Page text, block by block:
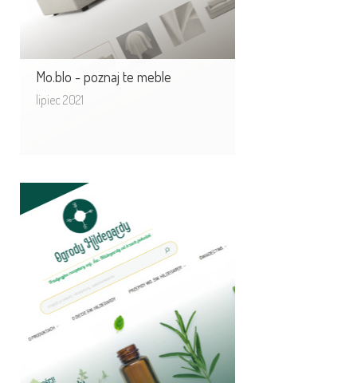
Mo.blo - poznaj te meble
lipiec 2021
Ogrody Hildegardy już
w Polsce.
Po ponad roku prac i przygotowań
rusza debiutuje na polskim rynku
nowa marka Ogrody Hildegardy.